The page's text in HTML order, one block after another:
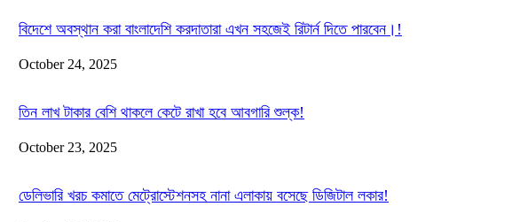
বিদেশে অবস্থান করা বাংলাদেশি করদাতারা এখন সহজেই রিটার্ন দিতে পারবেন।!
October 24, 2025
তিন লাখ টাকার বেশি থাকলে কেটে রাখা হবে আবগারি শুল্ক!
October 23, 2025
ডেলিভারি খরচ কমাতে মেট্রোস্টেশনসহ নানা এলাকায় বসেছে ডিজিটাল লকার!